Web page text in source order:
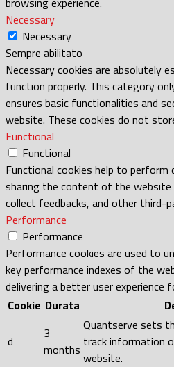
Necessary
Necessary
Sempre abilitato
Necessary cookies are absolutely
function properly. This category
ensures basic functionalities and
website. These cookies do not
Functional
Functional
Functional cookies help to
sharing the content of the website
collect feedbacks, and other third-
Performance
Performance
Performance cookies are used to
key performance indexes of the
delivering a better user experience
Cookie Durata
d
3
months
Quantserve sets
track information
website.